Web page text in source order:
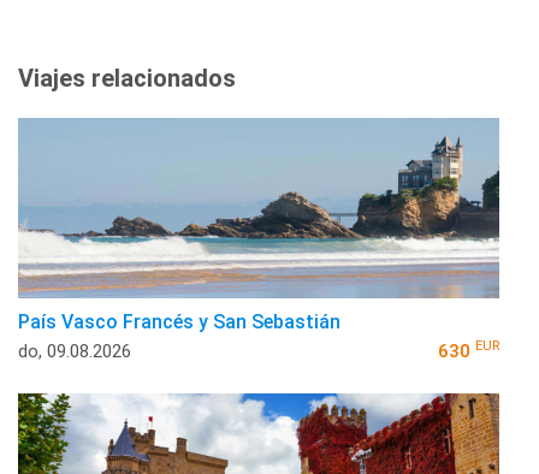
Viajes relacionados
País Vasco Francés y San Sebastián
do, 09.08.2026 630 EUR